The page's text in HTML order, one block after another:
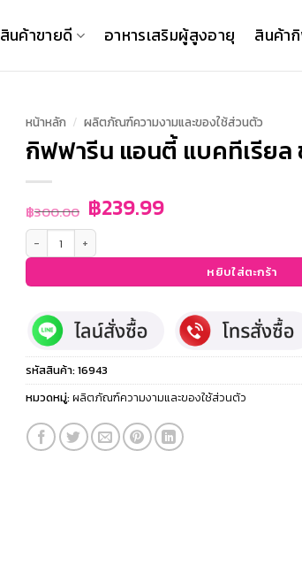
สินค้าขายดี อาหารเสริมผู้สูงอายุ สินค้า
หน้าหลัก / ผลิตภัณฑ์ความงามและของใช้ส่วนตัว
กิฟฟารีน แอนตี้ แบคทีเรียล
฿300.00 Original
price
was:
฿239.99Current
฿239.99.
จำนวน กิฟฟารีน แอนตี้ แบคทีเรียล ชาวเวอร์ ครีม ชิ้น
หยิบใส่ตะกร้า
รหัสสินค้า:16943
หมวดหมู่:ผลิตภัณฑ์ความงามและของใช้ส่วนตัว